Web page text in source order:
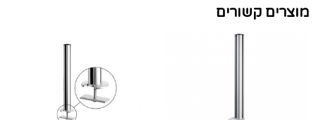
מוצרים קשורים